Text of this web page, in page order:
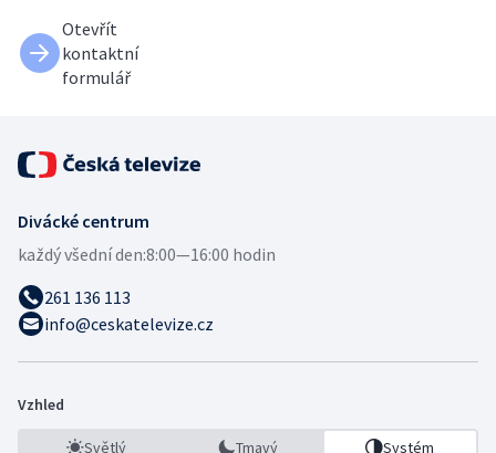
Otevřít
kontaktní
formulář
Divácké centrum
každý všední den:8:00—16:00 hodin
261 136 113
info@ceskatelevize.cz
Vzhled
Světlý Tmavý Systém